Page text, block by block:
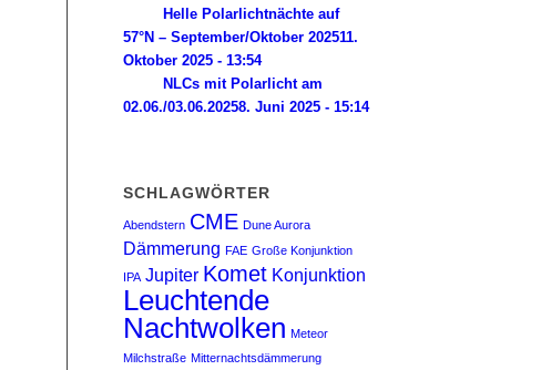
Helle Polarlichtnächte auf
57°N – September/Oktober 202511.
Oktober 2025 - 13:54
NLCs mit Polarlicht am
02.06./03.06.20258. Juni 2025 - 15:14
SCHLAGWÖRTER
Abendstern CME Dune Aurora
Dämmerung FAE Große Konjunktion
IPA Jupiter Komet Konjunktion
Leuchtende
Nachtwolken Meteor
Milchstraße Mitternachtsdämmerung